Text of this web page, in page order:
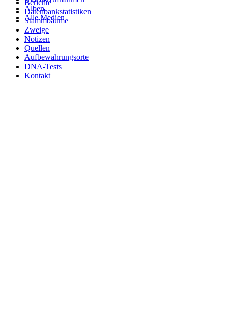
Alben
Alle Medien
Berichte
Datenbankstatistiken
Stammbäume
Zweige
Notizen
Quellen
Aufbewahrungsorte
DNA-Tests
Kontakt